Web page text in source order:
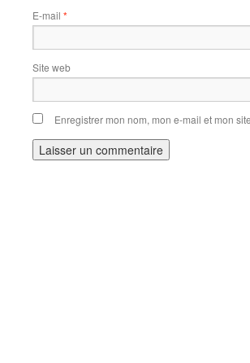
E-mail *
Site web
Enregistrer mon nom, mon e-mail et mon